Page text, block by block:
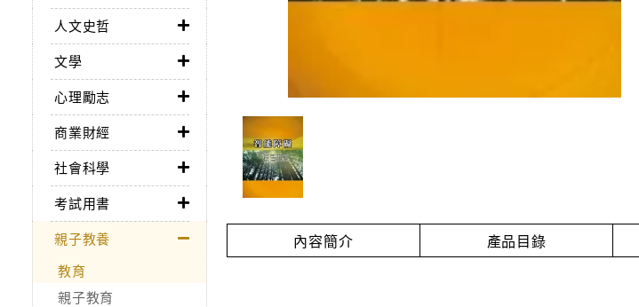
人文史哲
文學
心理勵志
商業財經
社會科學
考試用書
親子教養
教育
親子教育
內容簡介 產品目錄